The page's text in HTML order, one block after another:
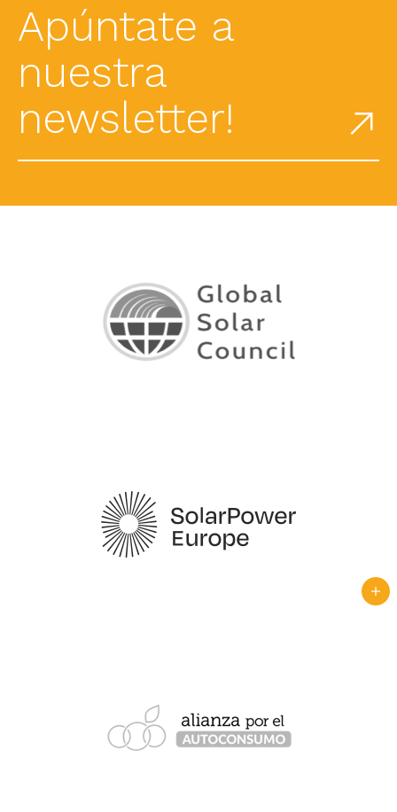
Apúntate a
nuestra
newsletter!